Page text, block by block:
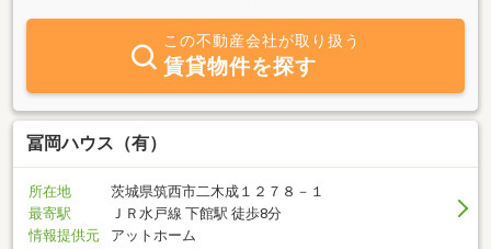
この不動産会社が取り扱う
賃貸物件を探す
冨岡ハウス（有）
所在地
茨城県筑西市二木成１２７８－１
最寄駅
ＪＲ水戸線 下館駅 徒歩8分
情報提供元
アットホーム